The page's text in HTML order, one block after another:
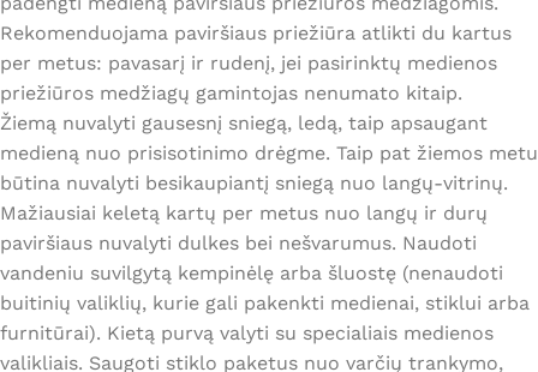
Rekomenduojama paviršiaus priežiūra atlikti du kartus
per metus: pavasarį ir rudenį, jei pasirinktų medienos
priežiūros medžiagų gamintojas nenumato kitaip.
Žiemą nuvalyti gausesnį sniegą, ledą, taip apsaugant
medieną nuo prisisotinimo drėgme. Taip pat žiemos metu
būtina nuvalyti besikaupiantį sniegą nuo langų-vitrinų.
Mažiausiai keletą kartų per metus nuo langų ir durų
paviršiaus nuvalyti dulkes bei nešvarumus. Naudoti
vandeniu suvilgytą kempinėlę arba šluostę (nenaudoti
buitinių valiklių, kurie gali pakenkti medienai, stiklui arba
furnitūrai). Kietą purvą valyti su specialiais medienos
valikliais. Saugoti stiklo paketus nuo varčių trankymo,